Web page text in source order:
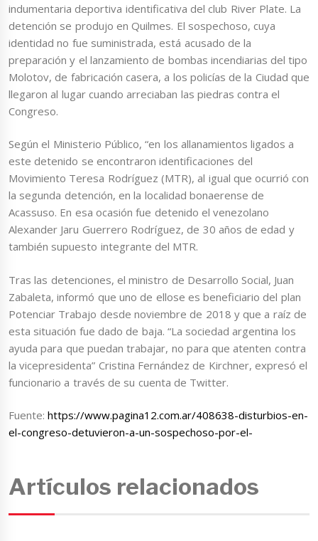
indumentaria deportiva identificativa del club River Plate. La
detención se produjo en Quilmes. El sospechoso, cuya
identidad no fue suministrada, está acusado de la
preparación y el lanzamiento de bombas incendiarias del tipo
Molotov, de fabricación casera, a los policías de la Ciudad que
llegaron al lugar cuando arreciaban las piedras contra el
Congreso.
Según el Ministerio Público, “en los allanamientos ligados a
este detenido se encontraron identificaciones del
Movimiento Teresa Rodríguez (MTR), al igual que ocurrió con
la segunda detención, en la localidad bonaerense de
Acassuso. En esa ocasión fue detenido el venezolano
Alexander Jaru Guerrero Rodríguez, de 30 años de edad y
también supuesto integrante del MTR.
Tras las detenciones, el ministro de Desarrollo Social, Juan
Zabaleta, informó que uno de ellose es beneficiario del plan
Potenciar Trabajo desde noviembre de 2018 y que a raíz de
esta situación fue dado de baja. “La sociedad argentina los
ayuda para que puedan trabajar, no para que atenten contra
la vicepresidenta” Cristina Fernández de Kirchner, expresó el
funcionario a través de su cuenta de Twitter.
Fuente:https://www.pagina12.com.ar/408638-disturbios-en-
el-congreso-detuvieron-a-un-sospechoso-por-el-
Artículos relacionados